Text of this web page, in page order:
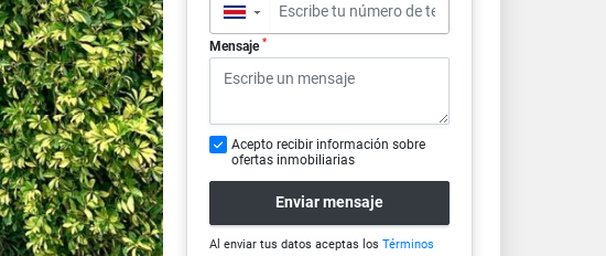
▼
Mensaje *
Acepto recibir información sobre
ofertas inmobiliarias
Enviar mensaje
Al enviar tus datos aceptas los Términos